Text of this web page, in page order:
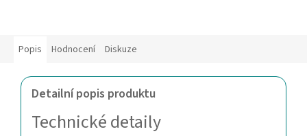
Popis Hodnocení Diskuze
Detailní popis produktu
Technické detaily